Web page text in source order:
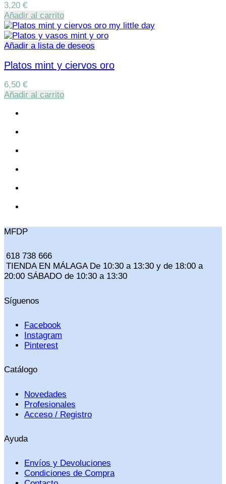
3,20 €
Añadir al carrito
Añadir a lista de deseos
Platos mint y ciervos oro
6,50 €
Añadir al carrito
MFDP
618 738 666
TIENDA EN MÁLAGA De 10:30 a 13:30 y de 18:00 a
20:00 SÁBADO de 10:30 a 13:30
Síguenos
Facebook
Instagram
Pinterest
Catálogo
Novedades
Profesionales
Acceso / Registro
Ayuda
Envíos y Devoluciones
Condiciones de Compra